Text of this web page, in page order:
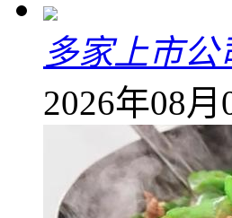
多家上市
2026年08